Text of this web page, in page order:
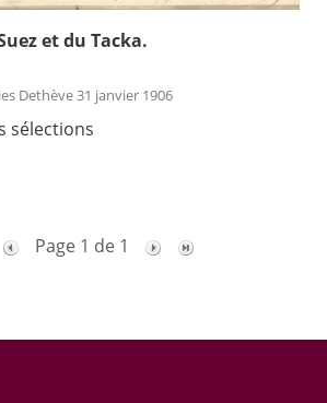
et du Tacka.
Dethève 31 janvier 1906
sélections
Page 1 de 1